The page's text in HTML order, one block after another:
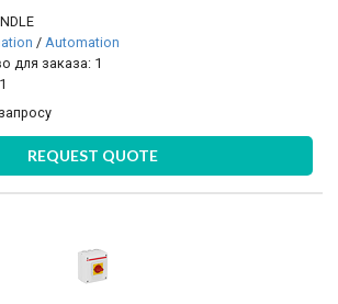
/Automation
для заказа: 1
REQUEST QUOTE